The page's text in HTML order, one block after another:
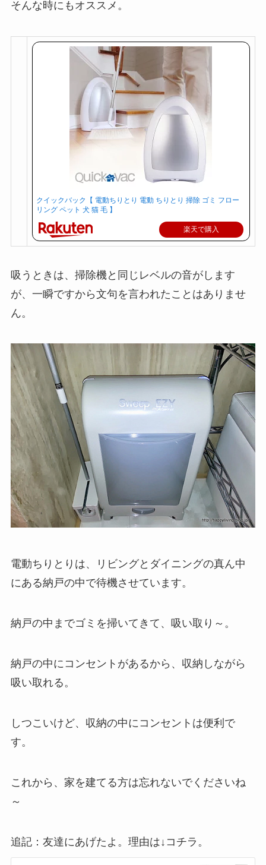
そんな時にもオススメ。
クイックバック【 電動ちりとり 電動 ちりとり 掃除 ゴミ フロー
リング ペット 犬 猫 毛 】
楽天で購入
吸うときは、掃除機と同じレベルの音がします
が、一瞬ですから文句を言われたことはありませ
ん。
電動ちりとりは、リビングとダイニングの真ん中
にある納戸の中で待機させています。
納戸の中までゴミを掃いてきて、吸い取り～。
納戸の中にコンセントがあるから、収納しながら
吸い取れる。
しつこいけど、収納の中にコンセントは便利で
す。
これから、家を建てる方は忘れないでくださいね
～
追記：友達にあげたよ。理由は↓コチラ。